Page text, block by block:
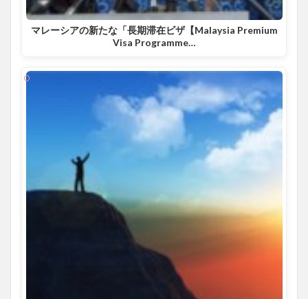
マレーシアの新たな「長期滞在ビザ【Malaysia Premium
Visa Programme…